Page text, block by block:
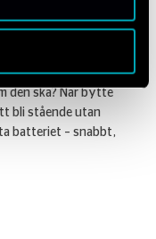
den ska? När bytte
bli stående utan
batteriet – snabbt,